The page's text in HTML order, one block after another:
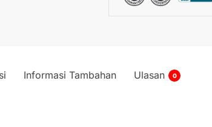
Informasi Tambahan Ulasan 0